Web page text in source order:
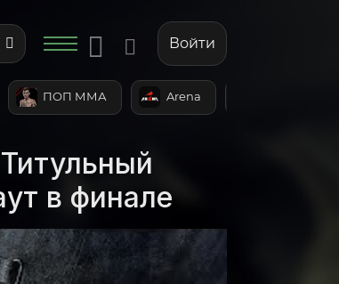
Войти
ПОП ММА Arena
в финале